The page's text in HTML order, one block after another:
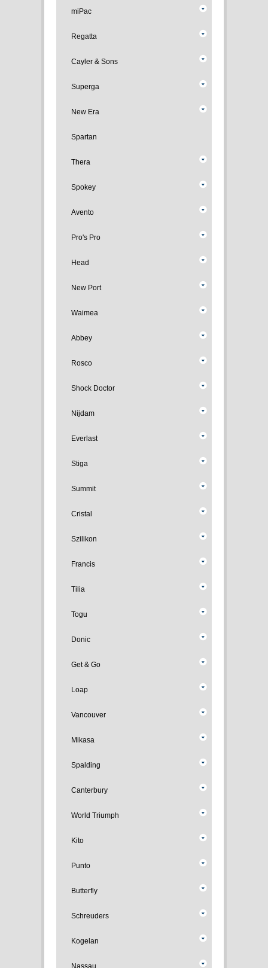
miPac
Regatta
Cayler & Sons
Superga
New Era
Spartan
Thera
Spokey
Avento
Pro's Pro
Head
New Port
Waimea
Abbey
Rosco
Shock Doctor
Nijdam
Everlast
Stiga
Summit
Cristal
Szilikon
Francis
Tilia
Togu
Donic
Get & Go
Loap
Vancouver
Mikasa
Spalding
Canterbury
World Triumph
Kito
Punto
Butterfly
Schreuders
Kogelan
Nassau